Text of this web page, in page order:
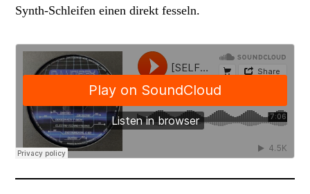
Synth-Schleifen einen direkt fesseln.